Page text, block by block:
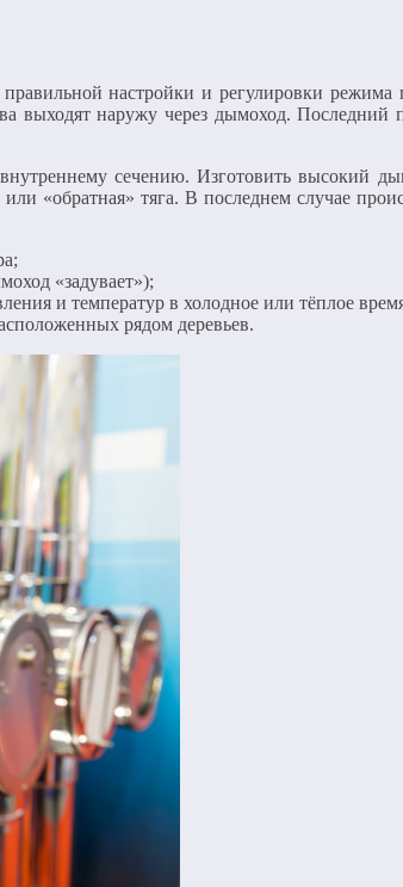
настройки и регулировки
выходят наружу через дымоход. Последний
сечению. Изготовить высокий
«обратная» тяга. В последнем случае
«задувает»);
и температур в холодное или тёплое
рядом деревьев.